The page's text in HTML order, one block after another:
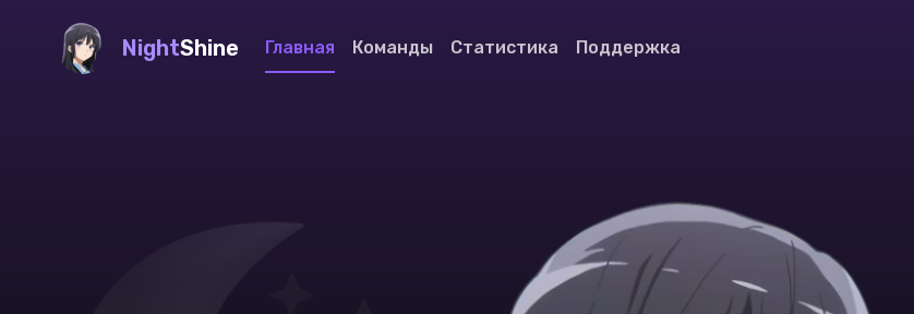
NightShine Главная Команды Статистика Поддержка